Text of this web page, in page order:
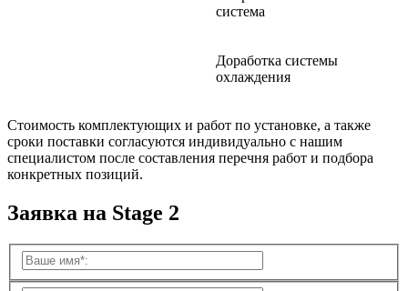
система
Доработка системы
охлаждения
Стоимость комплектующих и работ по установке, а также
сроки поставки согласуются индивидуально с нашим
специалистом после составления перечня работ и подбора
конкретных позиций.
Заявка на Stage 2